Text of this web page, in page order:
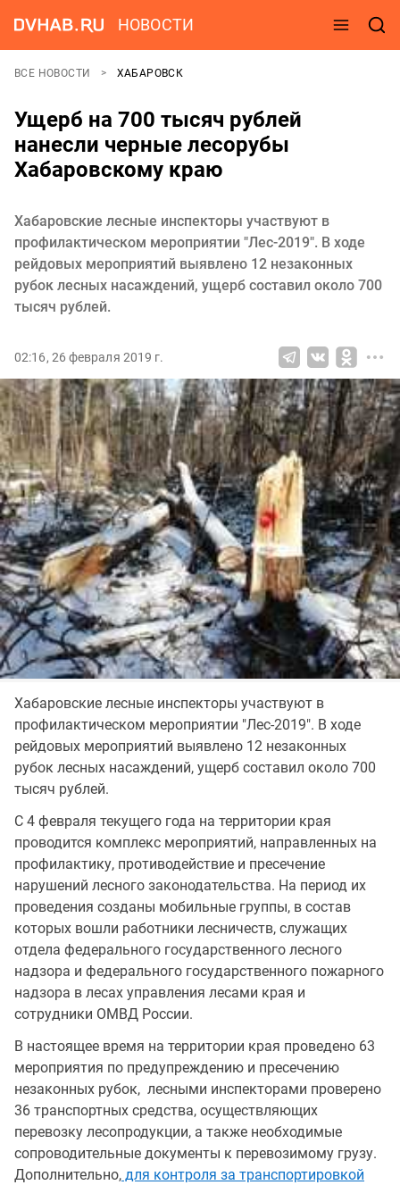
НОВОСТИ
ВСЕ НОВОСТИ ХАБАРОВСК
Ущерб на 700 тысяч рублей
нанесли черные лесорубы
Хабаровскому краю
Хабаровские лесные инспекторы участвуют в
профилактическом мероприятии "Лес-2019". В ходе
рейдовых мероприятий выявлено 12 незаконных
рубок лесных насаждений, ущерб составил около 700
тысяч рублей.
02:16, 26 февраля 2019 г.
Хабаровские лесные инспекторы участвуют в
профилактическом мероприятии "Лес-2019". В ходе
рейдовых мероприятий выявлено 12 незаконных
рубок лесных насаждений, ущерб составил около 700
тысяч рублей.
С 4 февраля текущего года на территории края
проводится комплекс мероприятий, направленных на
профилактику, противодействие и пресечение
нарушений лесного законодательства. На период их
проведения созданы мобильные группы, в состав
которых вошли работники лесничеств, служащих
отдела федерального государственного лесного
надзора и федерального государственного пожарного
надзора в лесах управления лесами края и
сотрудники ОМВД России.
В настоящее время на территории края проведено 63
мероприятия по предупреждению и пресечению
незаконных рубок, лесными инспекторами проверено
36 транспортных средства, осуществляющих
перевозку лесопродукции, а также необходимые
сопроводительные документы к перевозимому грузу.
Дополнительно, для контроля за транспортировкой